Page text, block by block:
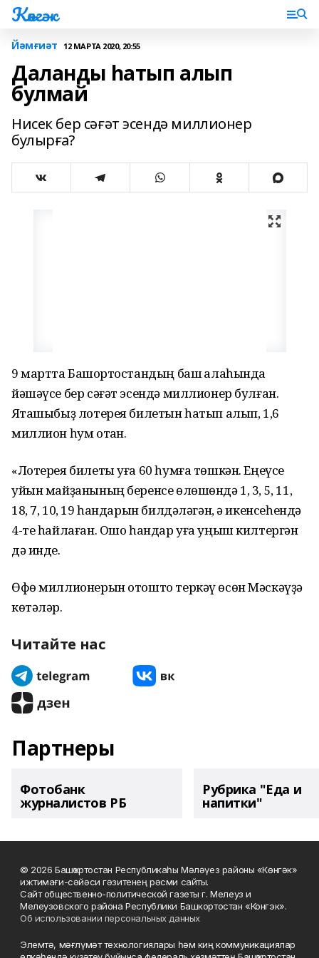
Көнгәк
Йәмғиәт 12 МАРТА 2020, 20:55
Даланды һатып алып
булмай
Нисек бер сәғәт эсендә миллионер
булырға?
9 мартта Башҡортостандың баш ҡалаһында
йәшәүсе бер сәғәт эсендә миллионер булған.
Яҡташыбыҙ лотерея билетын һатып алып, 1,6
миллион һум отҡан.
«Лотерея билеты уға 60 һумға төшкән. Еңеүсе
уйын майҙанының беренсе өлөшөндә 1, 3, 5, 11,
18, 7, 10, 19 һандарын билдәләгән, ә икенсеһендә
4-те һайлаған. Ошо һандар уға уңыш килтергән
дә инде.
Өфө миллионерын отошто теркәү өсөн Мәскәүҙә
көтәләр.
Читайте нас
Партнеры
Фотобанк
журналистов РБ
Рубрика "Еда и
напитки"
© 2026 Башҡортостан Республикаһы Мәләүез районы «Көнгәк»
ижтимағи-сәйәси гәзитенең рәсми сайты.
Сайт общественно-политической газеты г. Мелеуз и
Мелеузовского района Республики Башкортостан «Конгэк».
Об использовании персональных данных
Элемтә, мәғлүмәт технологиялары һәм киң коммуникациялар